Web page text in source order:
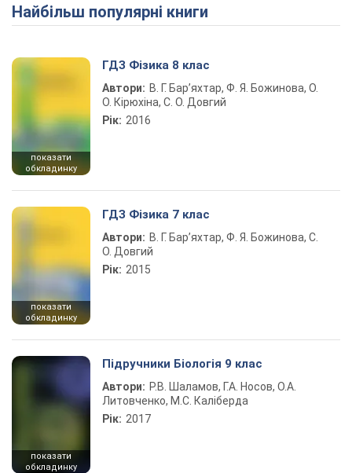
Play Video
Найбільш популярні книги
показати
обкладинку
ГДЗ Фізика 8 клас
Автори: В. Г. Бар’яхтар, Ф. Я. Божинова, О.
О. Кірюхіна, С. О. Довгий
Рік: 2016
показати
обкладинку
ГДЗ Фізика 7 клас
Автори: В. Г. Бар’яхтар, Ф. Я. Божинова, С.
О. Довгий
Рік: 2015
показати
обкладинку
Підручники Біологія 9 клас
Автори: Р.В. Шаламов, Г.А. Носов, О.А.
Литовченко, М.С. Каліберда
Рік: 2017